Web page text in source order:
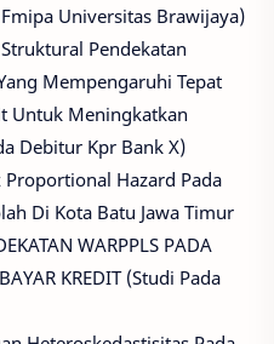
Universitas Brawijaya)
Pendekatan
Mempengaruhi Tepat
Untuk Meningkatkan
Debitur Kpr Bank X)
Proportional Hazard Pada
Di Kota Batu Jawa Timur
WARPPLS PADA
KREDIT (Studi Pada